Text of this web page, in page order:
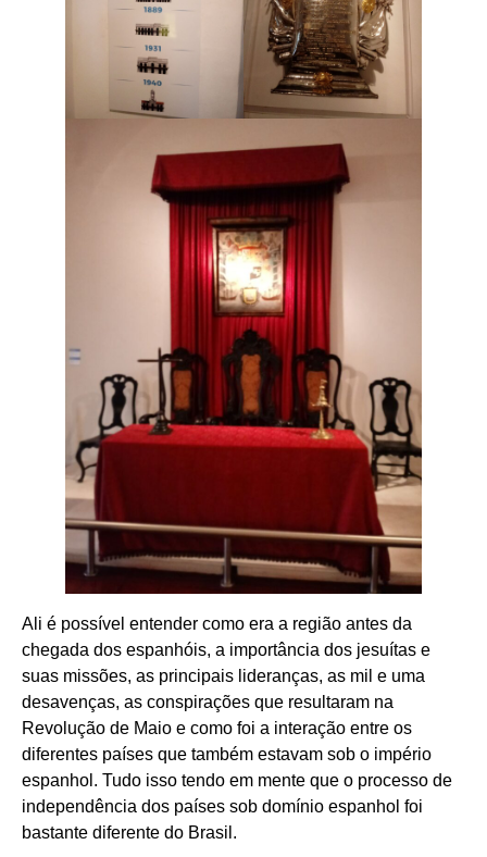
Ali é possível entender como era a região antes da
chegada dos espanhóis, a importância dos jesuítas e
suas missões, as principais lideranças, as mil e uma
desavenças, as conspirações que resultaram na
Revolução de Maio e como foi a interação entre os
diferentes países que também estavam sob o império
espanhol. Tudo isso tendo em mente que o processo de
independência dos países sob domínio espanhol foi
bastante diferente do Brasil.